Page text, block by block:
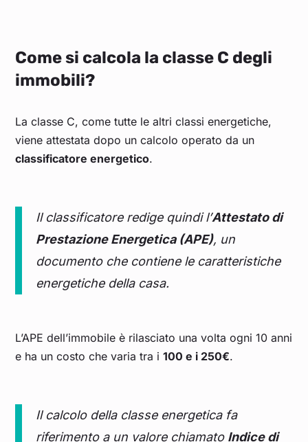
Come si calcola la classe C degli
immobili?
La classe C, come tutte le altri classi energetiche,
viene attestata dopo un calcolo operato da un
classificatore energetico.
Il classificatore redige quindi l’Attestato di
Prestazione Energetica (APE), un
documento che contiene le caratteristiche
energetiche della casa.
L’APE dell’immobile è rilasciato una volta ogni 10 anni
e ha un costo che varia tra i100 e i 250€.
Il calcolo della classe energetica fa
riferimento a un valore chiamato Indice di